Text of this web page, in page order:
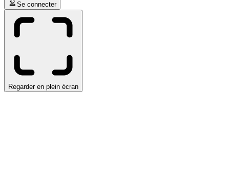
Se connecter
Regarder en plein écran